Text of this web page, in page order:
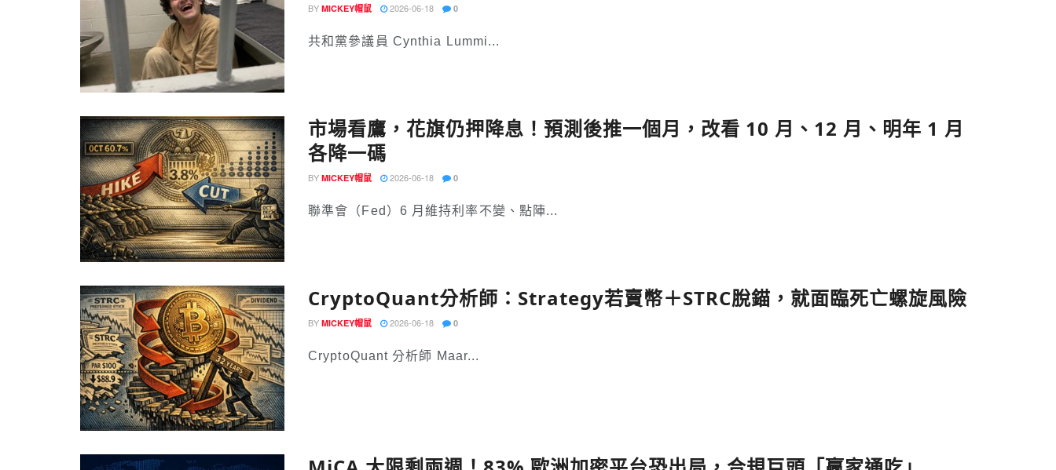
BY MICKEY帽鼠 2026-06-18 0
共和黨參議員 Cynthia Lummi...
市場看鷹，花旗仍押降息！預測後推一個月，改看 10 月、12 月、明年 1 月
各降一碼
BY MICKEY帽鼠 2026-06-18 0
聯準會（Fed）6 月維持利率不變、點陣...
CryptoQuant分析師：Strategy若賣幣＋STRC脫錨，就面臨死亡螺旋風險
BY MICKEY帽鼠 2026-06-18 0
CryptoQuant 分析師 Maar...